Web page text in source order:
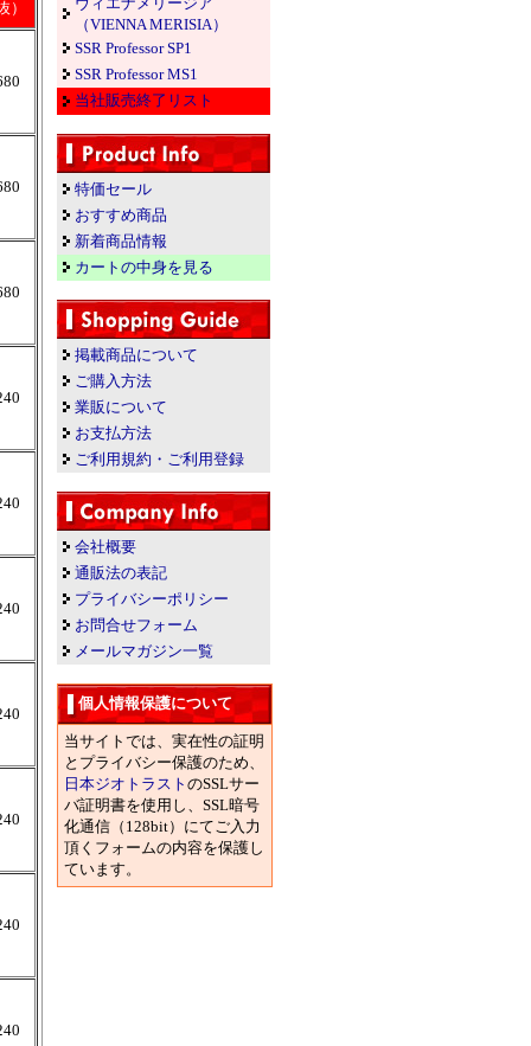
）
（VIENNA MERISIA）
SSR Professor SP1
SSR Professor MS1
当社販売終了リスト
特価セール
おすすめ商品
新着商品情報
カートの中身を見る
掲載商品について
ご購入方法
業販について
お支払方法
ご利用規約・ご利用登録
会社概要
通販法の表記
プライバシーポリシー
お問合せフォーム
メールマガジン一覧
個人情報保護について
当サイトでは、実在性の証明
とプライバシー保護のため、
日本ジオトラスト のSSLサー
バ証明書を使用し、SSL暗号
化通信（128bit）にてご入力
頂くフォームの内容を保護し
ています。